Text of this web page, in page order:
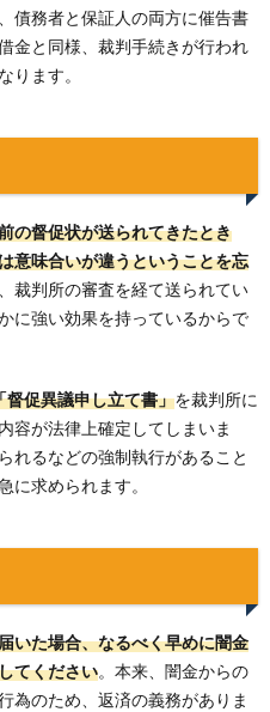
債務者と保証人の両方に催告書
金と同様、裁判手続きが行われ
ります。
の督促状が送られてきたとき
意味合いが違うということを忘
裁判所の審査を経て送られてい
に強い効果を持っているからで
督促異議申し立て書」を裁判所に
容が法律上確定してしまいま
れるなどの強制執行があること
に求められます。
いた場合、なるべく早めに闇金
てください。本来、闇金からの
為のため、返済の義務がありま